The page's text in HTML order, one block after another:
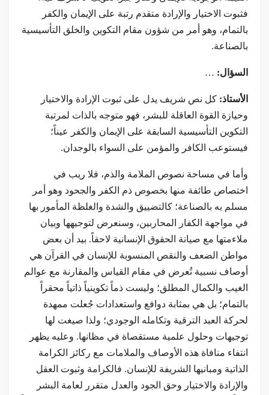
فثبوت الاختيار والإرادة متقدم رتبة على الإيمان والكفر
بالتمام، وهو أمر من شؤون مقام التكوين والخلق التأسيسية
بالصناعة.
السؤال: …
الأستاذ: كل نص شريف يدل على ثبوت الإرادة والاختيار
وحيازة القوة العاقلة للبشر، فهو متوجه بالذات لمرتبة
التكوين التأسيسية السابقة على الإيمان والكفر عيناً؛
فيستوعب الكافر والمؤمن على السواء بالوجدان.
وأما في مساحة نصوص الملامة والذم، فلا ريب في
اختصاص طائفة منها بخصوص ذم الكفر والجحود وهو أمر
مسلم به بالصناعة؛ كالتضييق والشدة والغلظة المأمور بها
في مواجهة الكفار المحاربين، وسنعرض لتوجيهها وبيان
ملاءمتها مع صيانة الحقوق الإنسانية لاحقاً. بيد أن بعض
مواطن الضعف والنقص المنسوبة للإنسان في القرآن هي
أوصاف نسبية تُعرض في مقام القياس والمقارنة مع عوالم
الغيب والكمال المطلق؛ وليست ذماً تكوينياً ذاتياً محقراً
بالتمام؛ بل هي بمثابة دوافع واستعدادات جُعلت ممهدة
لحركة العبد الترقية وتكامله الوجودي؛ ولذا صيغت لها
توجيهات وحلول علمية مستقصاة في مظانها. وعليه يظهر
انتفاء منافاة هذه الأوصاف والملامات مع ركائز الكرامة
الذاتية ومبانيها الشريفة للإنسان. فالكرامة وثبوت العقل
والإرادة والاختيار وحق الجود والعدل متقرر لعامة البشر